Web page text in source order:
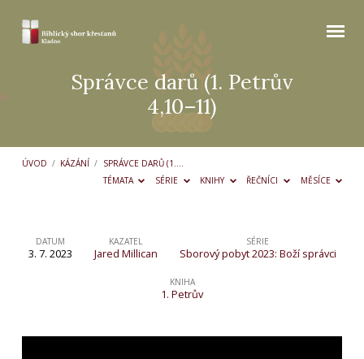
Správce darů (1. Petrův
4,10–11)
ÚVOD / KÁZÁNÍ / SPRÁVCE DARŮ (1.…
TÉMATA
SÉRIE KNIHY ŘEČNÍCI MĚSÍCE
Správce
Petrův
DATUM
3. 7. 2023
KAZATEL
Jared Millican
SÉRIE
Sborový pobyt 2023: Boží správci
KNIHA
1. Petrův